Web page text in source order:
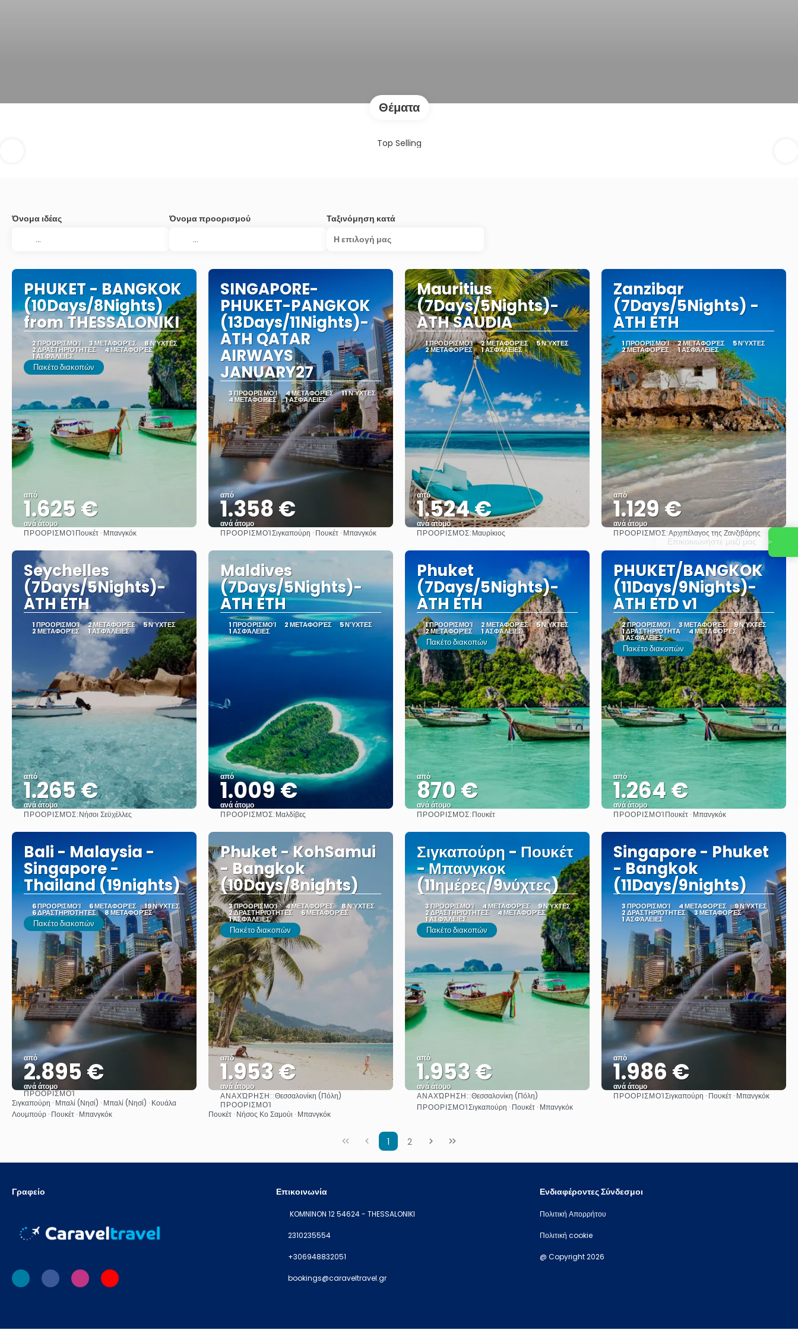
Θέματα
Top Selling
Όνομα ιδέας Όνομα προορισμού
Ταξινόμηση κατά
Η επιλογή μας
PHUKET - BANGKOK
(10Days/8Nights)
from THESSALONIKI
2 ΠΡΟΟΡΙΣΜΟΊ 3 ΜΕΤΑΦΟΡΈΣ 8 ΝΎΧΤΕΣ
2 ΔΡΑΣΤΗΡΙΌΤΗΤΕΣ 4 ΜΕΤΑΦΟΡΈΣ
1 ΑΣΦΆΛΕΙΕΣ
Πακέτο διακοπών
από
1.625 €
ανά άτομο
Δείτε το
ΠΡΟΟΡΙΣΜΟΊΠουκέτ · Μπανγκόκ
SINGAPORE-
PHUKET-PANGKOK
(13Days/11Nights)-
ATH QATAR
AIRWAYS
JANUARY27
3 ΠΡΟΟΡΙΣΜΟΊ 4 ΜΕΤΑΦΟΡΈΣ 11 ΝΎΧΤΕΣ
4 ΜΕΤΑΦΟΡΈΣ 1 ΑΣΦΆΛΕΙΕΣ
από
1.358 €
ανά άτομο
Δείτε το
ΠΡΟΟΡΙΣΜΟΊΣιγκαπούρη · Πουκέτ · Μπανγκόκ
Mauritius
(7Days/5Nights)-
ATH SAUDIA
1 ΠΡΟΟΡΙΣΜΟΊ 2 ΜΕΤΑΦΟΡΈΣ 5 ΝΎΧΤΕΣ
2 ΜΕΤΑΦΟΡΈΣ 1 ΑΣΦΆΛΕΙΕΣ
από
1.524 €
ανά άτομο
Δείτε το
ΠΡΟΟΡΙΣΜΌΣ:Μαυρίκιος
Zanzibar
(7Days/5Nights) -
ATH ETH
1 ΠΡΟΟΡΙΣΜΟΊ 2 ΜΕΤΑΦΟΡΈΣ 5 ΝΎΧΤΕΣ
2 ΜΕΤΑΦΟΡΈΣ 1 ΑΣΦΆΛΕΙΕΣ
από
1.129 €
ανά άτομο
Δείτε το
ΠΡΟΟΡΙΣΜΌΣ:Αρχιπέλαγος της Ζανζιβάρης
Seychelles
(7Days/5Nights)-
ATH ETH
1 ΠΡΟΟΡΙΣΜΟΊ 2 ΜΕΤΑΦΟΡΈΣ 5 ΝΎΧΤΕΣ
2 ΜΕΤΑΦΟΡΈΣ 1 ΑΣΦΆΛΕΙΕΣ
από
1.265 €
ανά άτομο
Δείτε το
ΠΡΟΟΡΙΣΜΌΣ:Νήσοι Σεϋχέλλες
Maldives
(7Days/5Nights)-
ATH ETH
1 ΠΡΟΟΡΙΣΜΟΊ 2 ΜΕΤΑΦΟΡΈΣ 5 ΝΎΧΤΕΣ
1 ΑΣΦΆΛΕΙΕΣ
από
1.009 €
ανά άτομο
Δείτε το
ΠΡΟΟΡΙΣΜΌΣ:Μαλδίβες
Phuket
(7Days/5Nights)-
ATH ETH
1 ΠΡΟΟΡΙΣΜΟΊ 2 ΜΕΤΑΦΟΡΈΣ 5 ΝΎΧΤΕΣ
2 ΜΕΤΑΦΟΡΈΣ 1 ΑΣΦΆΛΕΙΕΣ
Πακέτο διακοπών
από
870 €
ανά άτομο
Δείτε το
ΠΡΟΟΡΙΣΜΌΣ:Πουκέτ
PHUKET/BANGKOK
(11Days/9Nights)-
ATH ETD v1
2 ΠΡΟΟΡΙΣΜΟΊ 3 ΜΕΤΑΦΟΡΈΣ 9 ΝΎΧΤΕΣ
1 ΔΡΑΣΤΗΡΙΌΤΗΤΑ 4 ΜΕΤΑΦΟΡΈΣ
1 ΑΣΦΆΛΕΙΕΣ
Πακέτο διακοπών
από
1.264 €
ανά άτομο
Δείτε το
ΠΡΟΟΡΙΣΜΟΊΠουκέτ · Μπανγκόκ
Bali - Malaysia -
Singapore -
Thailand (19nights)
6 ΠΡΟΟΡΙΣΜΟΊ 6 ΜΕΤΑΦΟΡΈΣ 19 ΝΎΧΤΕΣ
6 ΔΡΑΣΤΗΡΙΌΤΗΤΕΣ 8 ΜΕΤΑΦΟΡΈΣ
Πακέτο διακοπών
από
2.895 €
ανά άτομο
Δείτε το
ΠΡΟΟΡΙΣΜΟΊ
Σιγκαπούρη · Μπαλί (Νησί) · Μπαλί (Νησί) · Κουάλα
Λουμπούρ · Πουκέτ · Μπανγκόκ
Phuket - KohSamui
- Bangkok
(10Days/8nights)
3 ΠΡΟΟΡΙΣΜΟΊ 4 ΜΕΤΑΦΟΡΈΣ 8 ΝΎΧΤΕΣ
2 ΔΡΑΣΤΗΡΙΌΤΗΤΕΣ 6 ΜΕΤΑΦΟΡΈΣ
1 ΑΣΦΆΛΕΙΕΣ
Πακέτο διακοπών
από
1.953 €
ανά άτομο
Δείτε το
ΑΝΑΧΏΡΗΣΗ::Θεσσαλονίκη (Πόλη)
ΠΡΟΟΡΙΣΜΟΊ
Πουκέτ · Νήσος Κο Σαμούι · Μπανγκόκ
Σιγκαπούρη - Πουκέτ
- Μπανγκοκ
(11ημέρες/9νύχτες)
3 ΠΡΟΟΡΙΣΜΟΊ 4 ΜΕΤΑΦΟΡΈΣ 9 ΝΎΧΤΕΣ
2 ΔΡΑΣΤΗΡΙΌΤΗΤΕΣ 4 ΜΕΤΑΦΟΡΈΣ
1 ΑΣΦΆΛΕΙΕΣ
Πακέτο διακοπών
από
1.953 €
ανά άτομο
Δείτε το
ΑΝΑΧΏΡΗΣΗ::Θεσσαλονίκη (Πόλη)
ΠΡΟΟΡΙΣΜΟΊΣιγκαπούρη · Πουκέτ · Μπανγκόκ
Singapore - Phuket
- Bangkok
(11Days/9nights)
3 ΠΡΟΟΡΙΣΜΟΊ 4 ΜΕΤΑΦΟΡΈΣ 9 ΝΎΧΤΕΣ
2 ΔΡΑΣΤΗΡΙΌΤΗΤΕΣ 3 ΜΕΤΑΦΟΡΈΣ
1 ΑΣΦΆΛΕΙΕΣ
από
1.986 €
ανά άτομο
Δείτε το
ΠΡΟΟΡΙΣΜΟΊΣιγκαπούρη · Πουκέτ · Μπανγκόκ
1 2
Γραφείο Επικοινωνία
KOMNINON 12 54624 - THESSALONIKI
2310235554
+306948832051
bookings@caraveltravel.gr
Ενδιαφέροντες Σύνδεσμοι
Πολιτική Απορρήτου
Πολιτική cookie
@ Copyright 2026
Επικοινωνήστε μαζί μας